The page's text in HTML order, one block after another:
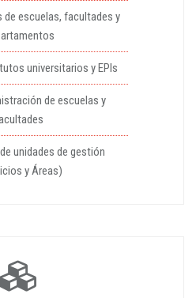
de escuelas, facultades y
universitarios y EPIs
de escuelas y
unidades de gestión
y Áreas)